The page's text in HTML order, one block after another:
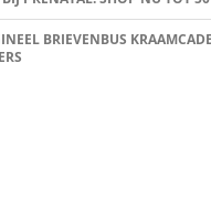
BRIEVENBUS